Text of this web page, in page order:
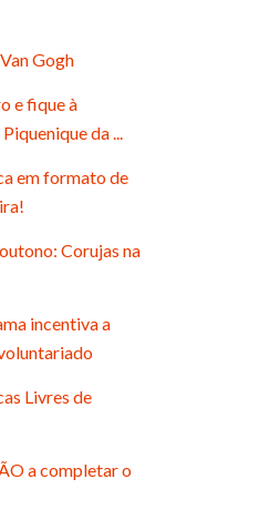
Gogh
e fique à
da ...
em formato de
Corujas na
incentiva a
Livres de
a completar o